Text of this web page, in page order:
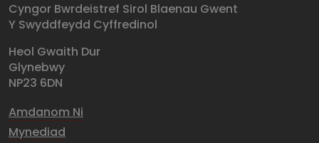
Cyngor Bwrdeistref Sirol Blaenau Gwent
Y Swyddfeydd Cyffredinol
Heol Gwaith Dur
Glynebwy
NP23 6DN
Amdanom Ni
Mynediad